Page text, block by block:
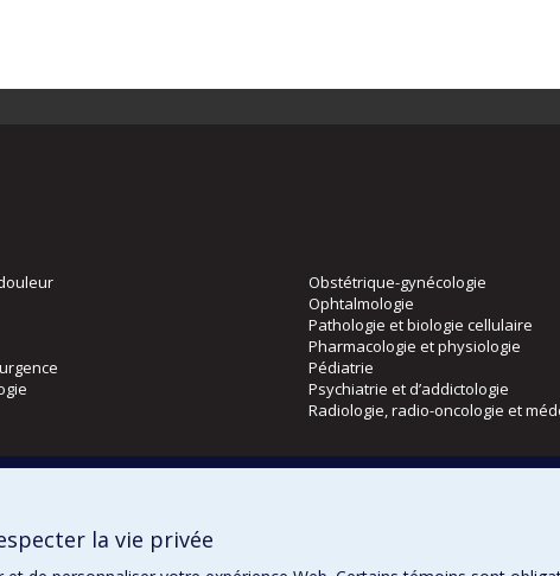
Obstétrique-gynécologie
Ophtalmologie
Pathologie et biologie cellulaire
Pharmacologie et physiologie
Pédiatrie
Psychiatrie et d’addictologie
Radiologie, radio-oncologie et
la vie privée